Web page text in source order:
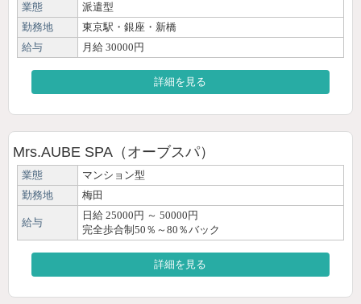
業態
派遣型
勤務地
東京駅・銀座・新橋
給与
月給 30000円
詳細を見る
Mrs.AUBE SPA（オーブスパ）
業態
マンション型
勤務地
梅田
給与
日給 25000円 ～ 50000円
完全歩合制50％～80％バック
詳細を見る